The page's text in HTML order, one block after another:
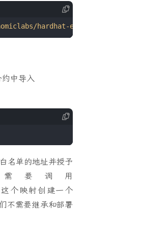
约中导入
名单的地址并授予
要调用
个映射创建一个
不需要继承和部署